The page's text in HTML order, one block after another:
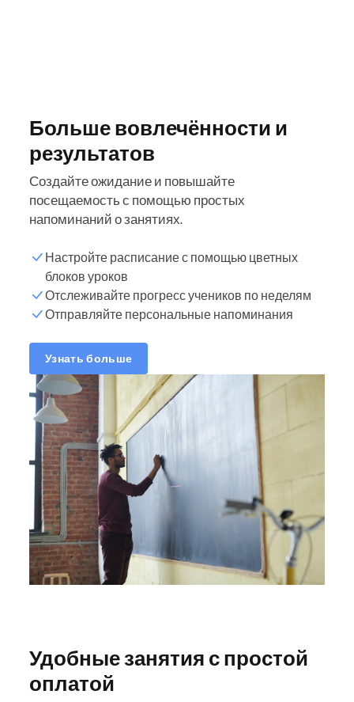
Больше вовлечённости и
результатов
Создайте ожидание и повышайте
посещаемость с помощью простых
напоминаний о занятиях.
Настройте расписание с помощью цветных
блоков уроков
Отслеживайте прогресс учеников по неделям
Отправляйте персональные напоминания
Узнать больше
Удобные занятия с простой
оплатой